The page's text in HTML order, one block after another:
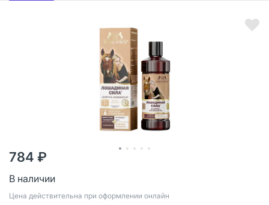
784 ₽
В наличии
Цена действительна при оформлении онлайн